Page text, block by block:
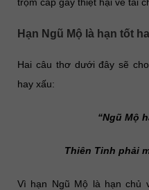
Hạn Ngũ Mộ là hạn tốt
Hai câu thơ dưới đây sẽ
hay xấu:
“Ngũ Mộ
Thiên Tinh phải
Vì hạn Ngũ Mộ là hạn chủ